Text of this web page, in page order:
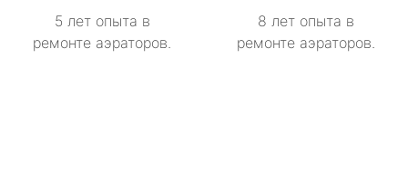
5 лет опыта в
ремонте аэраторов.
8 лет опыта в
ремонте аэраторов.